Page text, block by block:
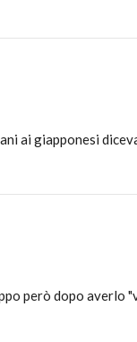
ai giapponesi
però dopo averlo